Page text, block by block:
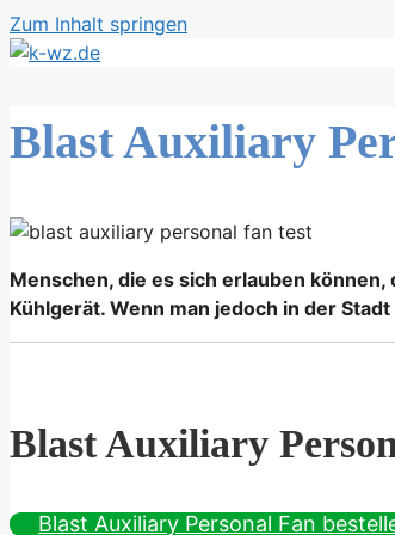
Zum Inhalt springen
Blast Auxiliary
Menschen, die es sich erlauben
Kühlgerät. Wenn man jedoch in der
Blast Auxiliary
Blast Auxiliary Personal Fan